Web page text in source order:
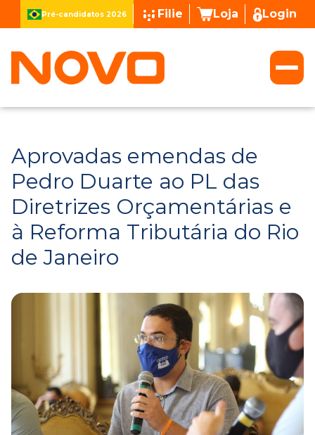
Pré-candidatos 2026 Filie Loja Login
Aprovadas emendas de
Pedro Duarte ao PL das
Diretrizes Orçamentárias e
à Reforma Tributária do Rio
de Janeiro